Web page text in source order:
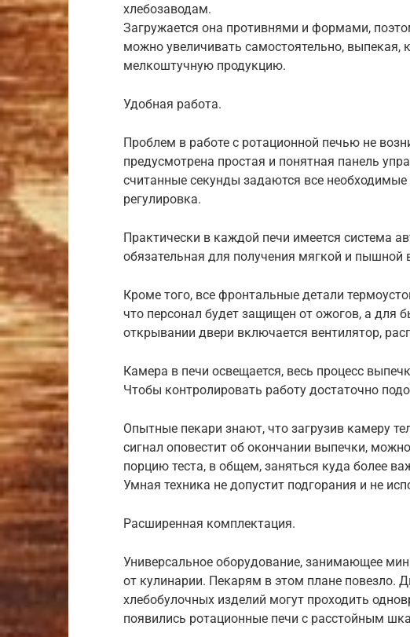
хлебозаводам.
Загружается она противнями и формами,
можно увеличивать самостоятельно,
мелкоштучную продукцию.
Удобная работа.
Проблем в работе с ротационной печью не
предусмотрена простая и понятная панель
считанные секунды задаются все
регулировка.
Практически в каждой печи имеется система
обязательная для получения мягкой и пышной
Кроме того, все фронтальные детали
что персонал будет защищен от ожогов, а для
открывании двери включается вентилятор,
Камера в печи освещается, весь процесс
Чтобы контролировать работу достаточно
Опытные пекари знают, что загрузив камеру
сигнал оповестит об окончании выпечки,
порцию теста, в общем, заняться куда более
Умная техника не допустит подгорания и не
Расширенная комплектация.
Универсальное оборудование, занимающее
от кулинарии. Пекарям в этом плане повезло.
хлебобулочных изделий могут проходить
появились ротационные печи с расстойным